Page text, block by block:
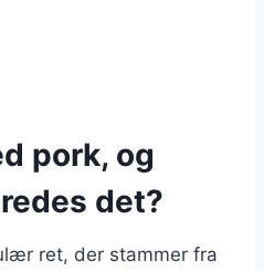
pork, og
det?
ret, der stammer fra